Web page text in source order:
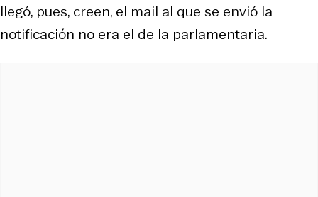
llegó, pues, creen, el mail al que se envió la
notificación no era el de la parlamentaria.